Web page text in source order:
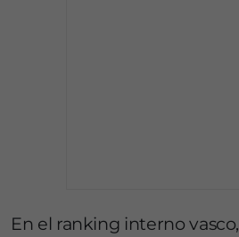
En el ranking interno vasco,